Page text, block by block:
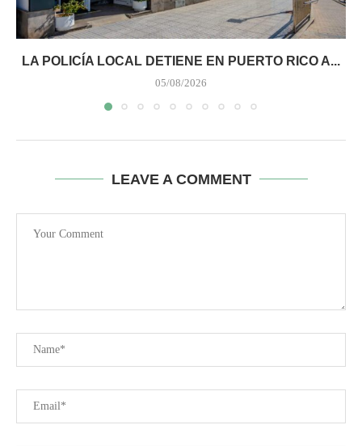
LA POLICÍA LOCAL DETIENE EN PUERTO RICO A...
05/08/2026
LEAVE A COMMENT